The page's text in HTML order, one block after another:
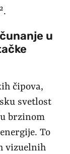
u
čipova,
svetlost
brzinom
To
vizuelnih